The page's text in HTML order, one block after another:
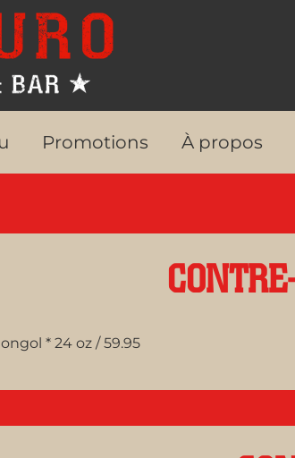
Promotions À propos
* 24 oz / 59.95